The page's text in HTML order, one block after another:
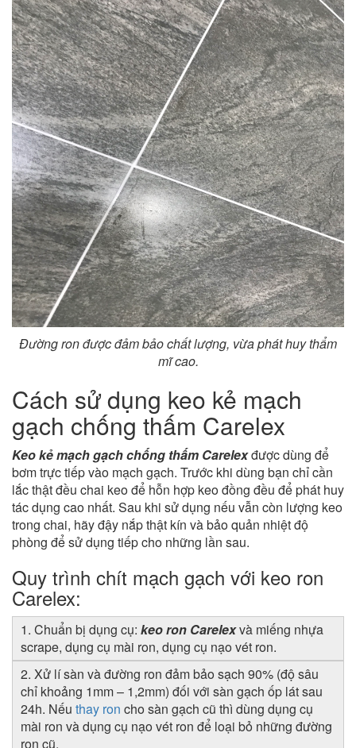
Đường ron được đảm bảo chất lượng, vừa phát huy thẩm
mĩ cao.
Cách sử dụng keo kẻ mạch
gạch chống thấm Carelex
Keo kẻ mạch gạch chống thấm Carelexđược dùng để
bơm trực tiếp vào mạch gạch. Trước khi dùng bạn chỉ cần
lắc thật đều chai keo để hỗn hợp keo đồng đều để phát huy
tác dụng cao nhất. Sau khi sử dụng nếu vẫn còn lượng keo
trong chai, hãy đậy nắp thật kín và bảo quản nhiệt độ
phòng để sử dụng tiếp cho những lần sau.
Quy trình chít mạch gạch với keo ron
Carelex:
1. Chuẩn bị dụng cụ: keo ron Carelexvà miếng nhựa
scrape, dụng cụ mài ron, dụng cụ nạo vét ron.
2. Xử lí sàn và đường ron đảm bảo sạch 90% (độ sâu
chỉ khoảng 1mm – 1,2mm) đối với sàn gạch ốp lát sau
24h. Nếu thay ron cho sàn gạch cũ thì dùng dụng cụ
mài ron và dụng cụ nạo vét ron để loại bỏ những đường
ron cũ.